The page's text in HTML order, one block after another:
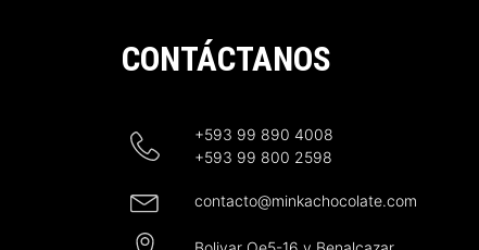
CONTÁCTANOS
+593 99 890 4008
+593 99 800 2598
contacto@minkachocolate.com